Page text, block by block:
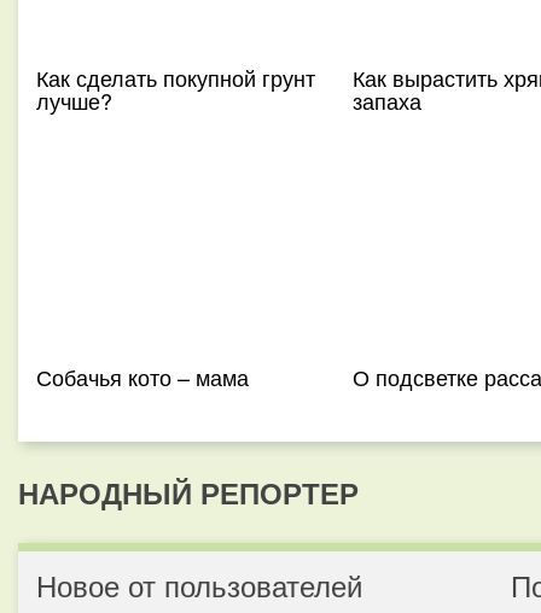
Как сделать покупной грунт
лучше?
Как вырастить
запаха
Собачья кото – мама О подсветке
НАРОДНЫЙ РЕПОРТЕР
Новое от пользователей